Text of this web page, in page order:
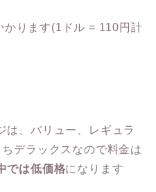
ります(1ドル = 110円計
は、バリュー、レギュラ
デラックスなので料金は
では低価格になります